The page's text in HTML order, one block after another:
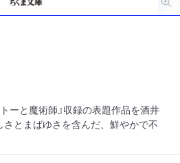
ーと魔術師』収録の表題作品を酒井
とまばゆさを含んだ、鮮やかで不